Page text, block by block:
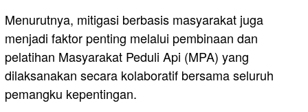
Menurutnya, mitigasi berbasis masyarakat juga
menjadi faktor penting melalui pembinaan dan
pelatihan Masyarakat Peduli Api (MPA) yang
dilaksanakan secara kolaboratif bersama seluruh
pemangku kepentingan.